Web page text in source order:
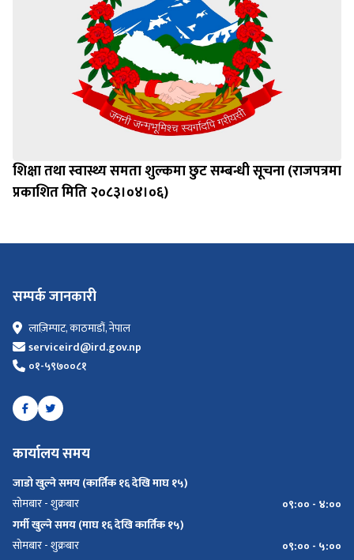
शिक्षा तथा स्वास्थ्य समता शुल्कमा छुट सम्बन्धी सूचना (राजपत्रमा
प्रकाशित मिति २०८३।०४।०६)
सम्पर्क जानकारी
लाज़िम्पाट, काठमाडौं, नेपाल
serviceird@ird.gov.np
०१-५९७००८१
कार्यालय समय
जाडो खुल्ने समय (कार्तिक १६ देखि माघ १५)
सोमबार - शुक्रबार
०९:०० - ४:००
गर्मी खुल्ने समय (माघ १६ देखि कार्तिक १५)
सोमबार - शुक्रबार
०९:०० - ५:००